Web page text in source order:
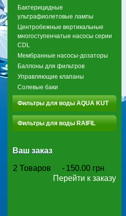
Бактерицидные
ультрафиолетовые лампы
Центробежные вертикальные
многоступенчатые насосы серии
CDL
Мембранные насосы-дозаторы
Баллоны для фильтров
Управляющие клапаны
Солевые баки
Фильтры для воды AQUA KUT
Фильтры для воды RAIFIL
Ваш заказ
2 Товаров - 150.00 грн
Перейти к заказу